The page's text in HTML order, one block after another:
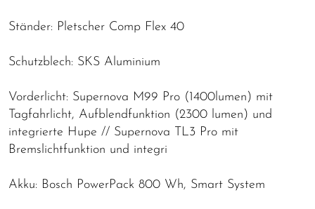
Ständer: Pletscher Comp Flex 40
Schutzblech: SKS Aluminium
Vorderlicht: Supernova M99 Pro (1400lumen) mit
Tagfahrlicht, Aufblendfunktion (2300 lumen) und
integrierte Hupe // Supernova TL3 Pro mit
Bremslichtfunktion und integri
Akku: Bosch PowerPack 800 Wh, Smart System